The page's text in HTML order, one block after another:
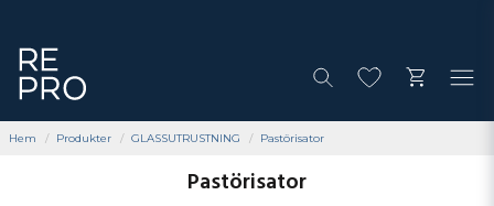
Hem Produkter GLASSUTRUSTNING Pastörisator
Pastörisator